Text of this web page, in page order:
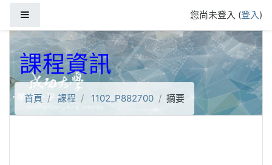
您尚未登入 (登入)
課程資訊
首頁 課程 1102_P882700 摘要